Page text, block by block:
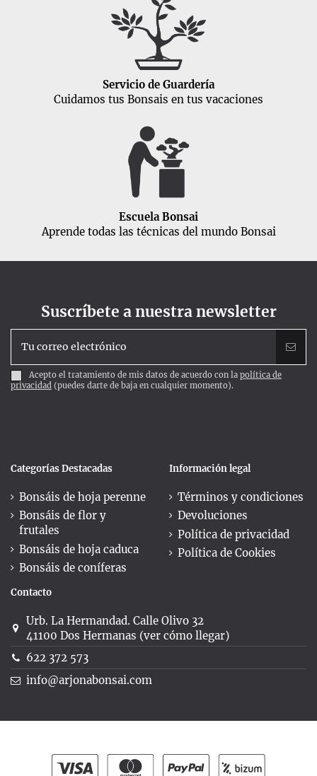
Servicio de Guardería
Cuidamos tus Bonsais en tus vacaciones
Escuela Bonsai
Aprende todas las técnicas del mundo Bonsai
Suscríbete a nuestra newsletter
Acepto el tratamiento de mis datos de acuerdo con la política de
privacidad (puedes darte de baja en cualquier momento).
Categorías Destacadas
Bonsáis de hoja perenne
Bonsáis de flor y
frutales
Bonsáis de hoja caduca
Bonsáis de coníferas
Información legal
Términos y condiciones
Devoluciones
Política de privacidad
Política de Cookies
Contacto
Urb. La Hermandad. Calle Olivo 32
41100 Dos Hermanas (ver cómo llegar)
622 372 573
info@arjonabonsai.com